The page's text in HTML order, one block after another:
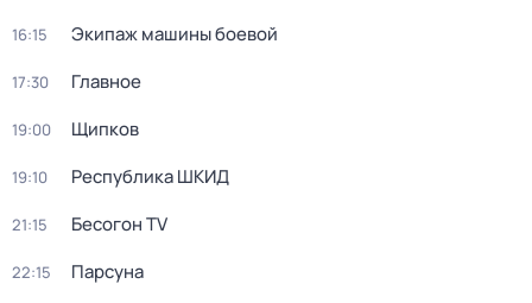
16:15 Экипаж машины боевой
17:30 Главное
19:00 Щипков
19:10 Республика ШКИД
21:15 Бесогон TV
22:15 Парсуна